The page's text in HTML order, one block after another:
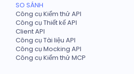
SO SÁNH
Công cụ Kiểm thử API
Công cụ Thiết kế API
Client API
Công cụ Tài liệu API
Công cụ Mocking API
Công cụ Kiểm thử MCP